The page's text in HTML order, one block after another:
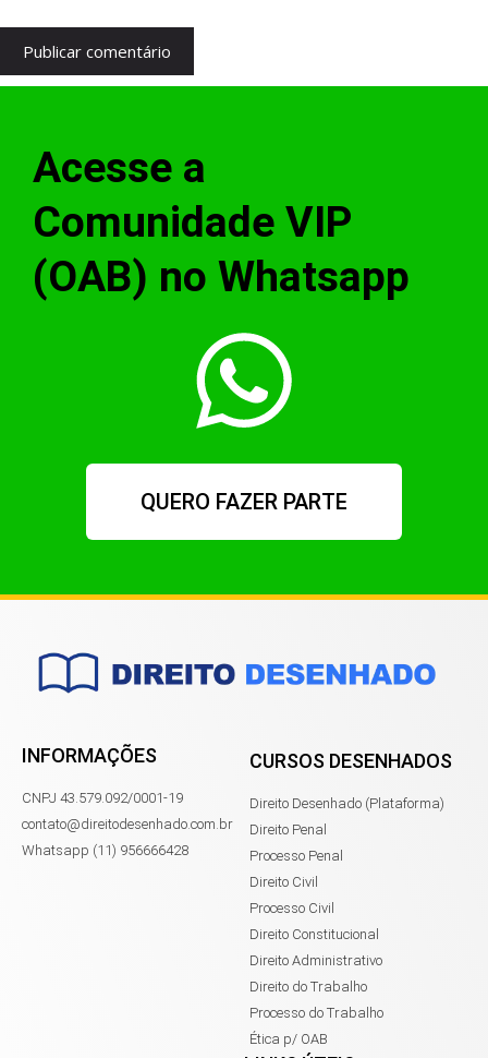
Acesse a
Comunidade VIP
(OAB) no Whatsapp
QUERO FAZER PARTE
INFORMAÇÕES
CNPJ 43.579.092/0001-19
contato@direitodesenhado.com.br
Whatsapp (11) 956666428
CURSOS DESENHADOS
Direito Desenhado (Plataforma)
Direito Penal
Processo Penal
Direito Civil
Processo Civil
Direito Constitucional
Direito Administrativo
Direito do Trabalho
Processo do Trabalho
Ética p/ OAB